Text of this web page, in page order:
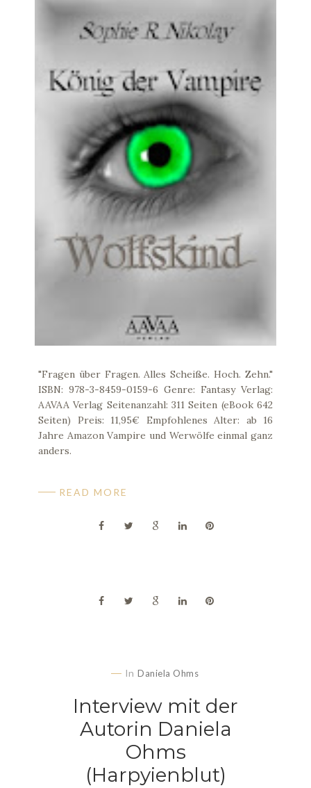
"Fragen über Fragen. Alles Scheiße. Hoch. Zehn."
ISBN: 978-3-8459-0159-6 Genre: Fantasy Verlag:
AAVAA Verlag Seitenanzahl: 311 Seiten (eBook 642
Seiten) Preis: 11,95€ Empfohlenes Alter: ab 16
Jahre Amazon Vampire und Werwölfe einmal ganz
anders.
READ MORE
In Daniela Ohms
Interview mit der
Autorin Daniela
Ohms
(Harpyienblut)